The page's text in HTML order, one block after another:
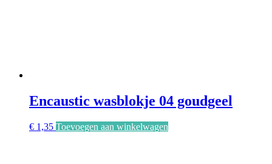
Encaustic wasblokje 04 goudgeel
€ 1,35 Toevoegen aan winkelwagen